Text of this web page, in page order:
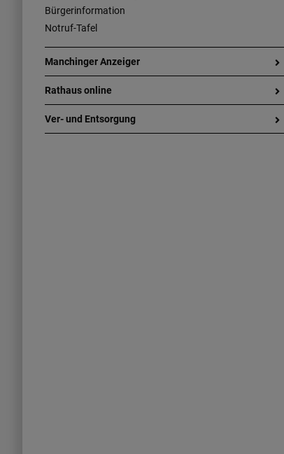
Bürgerinformation
Notruf-Tafel
Manchinger Anzeiger
Rathaus online
Ver- und Entsorgung